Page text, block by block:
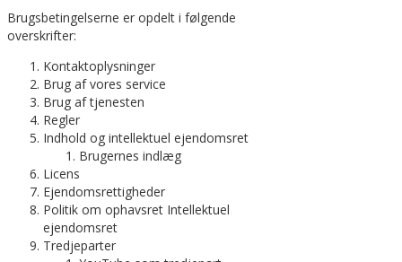
Brugsbetingelserne er opdelt i følgende
overskrifter:
Kontaktoplysninger
Brug af vores service
Brug af tjenesten
Regler
Indhold og intellektuel ejendomsret
Brugernes indlæg
Licens
Ejendomsrettigheder
Politik om ophavsret Intellektuel
ejendomsret
Tredjeparter